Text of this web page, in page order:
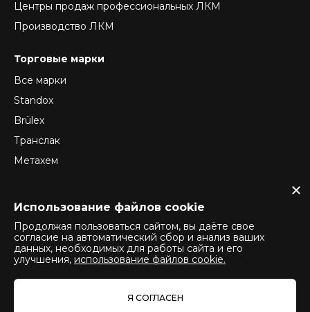
Центры продаж профессиональных ЛКМ
Производство ЛКМ
Торговые марки
Все марки
Standox
Brülex
Транслак
Метахем
Normex
Политика конфиденциальности
Политика использования cookie
Политика оператора обработки персональных данных
Использование файлов cookie
Продолжая пользоваться сайтом, вы даёте свое
согласие на автоматический сбор и анализ ваших
данных, необходимых для работы сайта и его
улучшения, использование файлов cookie.
Я СОГЛАСЕН